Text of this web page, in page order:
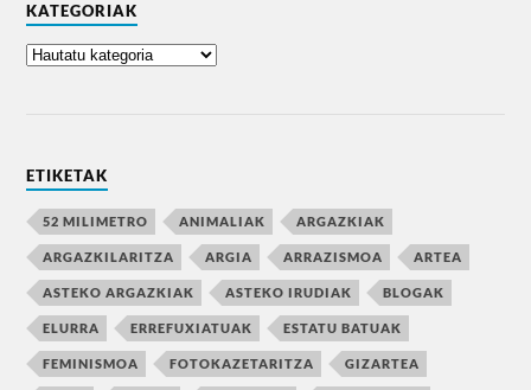
KATEGORIAK
ETIKETAK
52 MILIMETRO ANIMALIAK ARGAZKIAK
ARGAZKILARITZA ARGIA ARRAZISMOA ARTEA
ASTEKO ARGAZKIAK ASTEKO IRUDIAK BLOGAK
ELURRA ERREFUXIATUAK ESTATU BATUAK
FEMINISMOA FOTOKAZETARITZA GIZARTEA